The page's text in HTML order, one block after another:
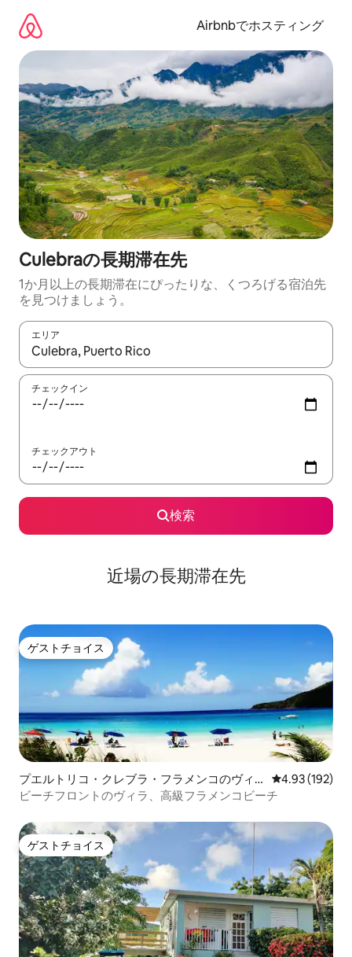
Airbnbでホスティング
Culebraの長期滞在先
1か月以上の長期滞在にぴったりな、くつろげる宿泊先
を見つけましょう。
エリア
検索結果が表示されたら、上下の矢印キーを使って移動するか
チェックイン
チェックアウト
検索
近場の長期滞在先
ゲストチョイス
ゲストチョイス
プエルトリコ・クレブラ・フラメンコのヴィ
ラ
レビュー192
4.93 (192)
ビーチフロントのヴィラ、高級フラメンコビーチ
ゲストチョイス
ゲストチョイス